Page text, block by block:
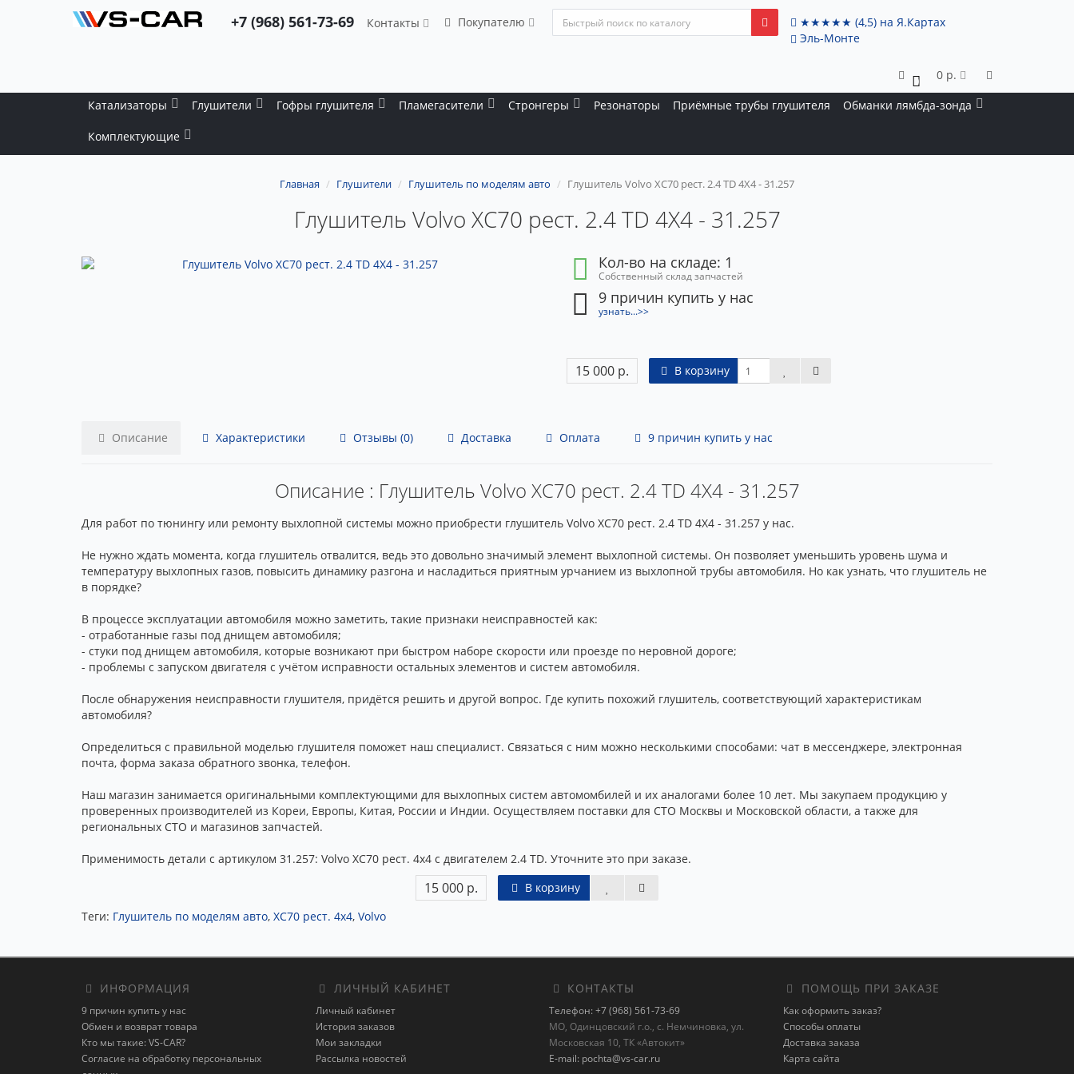
+7 (968) 561-73-69 Контакты Покупателю ★★★★★ (4,5) на Я.Картах
Эль-Монте
0
0 р.
Катализаторы
Глушители Гофры глушителя Пламегасители Стронгеры Резонаторы Приёмные трубы глушителя Обманки лямбда-зонда
Комплектующие
Главная Глушители Глушитель по моделям авто Глушитель Volvo XC70 рест. 2.4 TD 4X4 - 31.257
Глушитель Volvo XC70 рест. 2.4 TD 4X4 - 31.257
Кол-во на складе: 1
Собственный склад запчастей
9 причин купить у нас
узнать...>>
15 000 р. В корзину
Описание Характеристики Отзывы (0) Доставка Оплата 9 причин купить у нас
Описание : Глушитель Volvo XC70 рест. 2.4 TD 4X4 - 31.257
Для работ по тюнингу или ремонту выхлопной системы можно приобрести глушитель Volvo XC70 рест. 2.4 TD 4X4 - 31.257 у нас.
Не нужно ждать момента, когда глушитель отвалится, ведь это довольно значимый элемент выхлопной системы. Он позволяет уменьшить уровень шума и
температуру выхлопных газов, повысить динамику разгона и насладиться приятным урчанием из выхлопной трубы автомобиля. Но как узнать, что глушитель не
в порядке?
В процессе эксплуатации автомобиля можно заметить, такие признаки неисправностей как:
- отработанные газы под днищем автомобиля;
- стуки под днищем автомобиля, которые возникают при быстром наборе скорости или проезде по неровной дороге;
- проблемы с запуском двигателя с учётом исправности остальных элементов и систем автомобиля.
После обнаружения неисправности глушителя, придётся решить и другой вопрос. Где купить похожий глушитель, соответствующий характеристикам
автомобиля?
Определиться с правильной моделью глушителя поможет наш специалист. Связаться с ним можно несколькими способами: чат в мессенджере, электронная
почта, форма заказа обратного звонка, телефон.
Наш магазин занимается оригинальными комплектующими для выхлопных систем автомомбилей и их аналогами более 10 лет. Мы закупаем продукцию у
проверенных производителей из Кореи, Европы, Китая, России и Индии. Осуществляем поставки для СТО Москвы и Московской области, а также для
региональных СТО и магазинов запчастей.
Применимость детали с артикулом 31.257: Volvo XC70 рест. 4x4 с двигателем 2.4 TD. Уточните это при заказе.
15 000 р.
В корзину
Теги: Глушитель по моделям авто, XC70 рест. 4x4, Volvo
ИНФОРМАЦИЯ
9 причин купить у нас
Обмен и возврат товара
Кто мы такие: VS-CAR?
Согласие на обработку персональных
ЛИЧНЫЙ КАБИНЕТ
Личный кабинет
История заказов
Мои закладки
Рассылка новостей
КОНТАКТЫ
Телефон: +7 (968) 561-73-69
МО, Одинцовский г.о., с. Немчиновка, ул.
Московская 10, ТК «Автокит»
E-mail: pochta@vs-car.ru
ПОМОЩЬ ПРИ ЗАКАЗЕ
Как оформить заказ?
Способы оплаты
Доставка заказа
Карта сайта